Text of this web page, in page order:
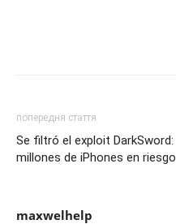
попередня стаття
Se filtró el exploit DarkSword:
millones de iPhones en riesgo
maxwelhelp